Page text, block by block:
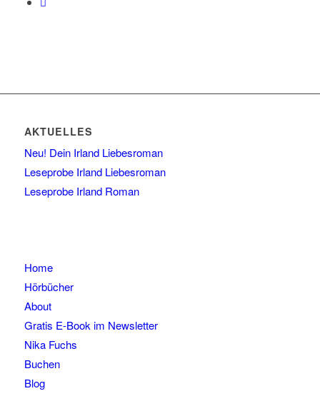
AKTUELLES
Neu! Dein Irland Liebesroman
Leseprobe Irland Liebesroman
Leseprobe Irland Roman
Home
Hörbücher
About
Gratis E-Book im Newsletter
Nika Fuchs
Buchen
Blog